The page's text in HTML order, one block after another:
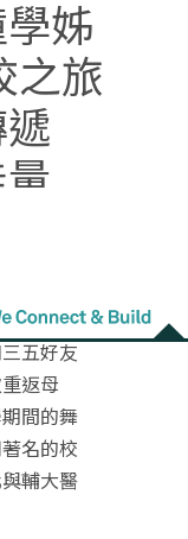
姊
之旅
量
姊展開
五好友
返母
間的舞
名的校
輔大醫